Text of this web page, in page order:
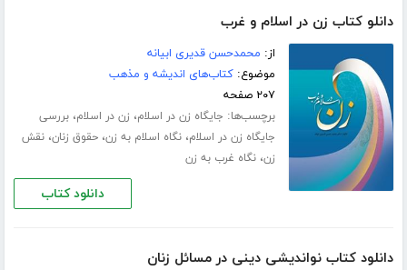
دانلو کتاب زن در اسلام و غرب
از: محمدحسن قدیری ابیانه
موضوع:کتاب‌های اندیشه و مذهب
۲۰۷ صفحه
برچسب‌ها: جایگاه زن در اسلام، زن در اسلام،بررسی
جایگاه زن در اسلام،نگاه اسلام به زن،حقوق زنان،نقش
زن،نگاه غرب به زن
دانلود کتاب
دانلود کتاب نواندیشی دینی در مسائل زنان